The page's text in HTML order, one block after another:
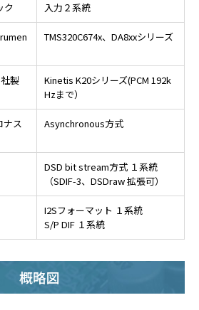
ク 入力２系統
TMS320C674x、DA8xxシリーズ
製
Kinetis K20シリーズ(PCM 192k
Hzまで）
ナス
Asynchronous方式
DSD bit stream方式 １系統
（SDIF-3、DSDraw 拡張可）
I2Sフォーマット １系統
S/P DIF １系統
概略図